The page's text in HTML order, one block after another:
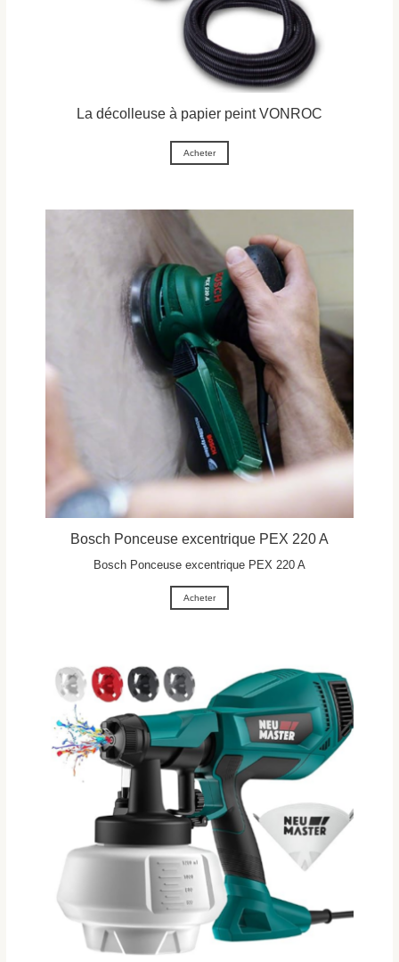
La décolleuse à papier peint VONROC
Acheter
Bosch Ponceuse excentrique PEX 220 A
Bosch Ponceuse excentrique PEX 220 A
Acheter